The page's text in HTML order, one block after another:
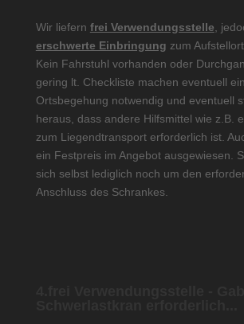
Wir liefern frei Verwendungsstelle ,
erschwerte Einbringung zum
Kein Fahrstuhl vorhanden oder
gering lt. Checkliste machen eventuell
Ortsbegehung notwendig und eventuell
heraus, dass andere Hilfsmittel wie z.B.
zum Liegendtransport erforderlich ist.
ein Festpreis im Angebot ausgewiesen.
sich selbst lediglich noch um den
Anschluss des Schrankes.